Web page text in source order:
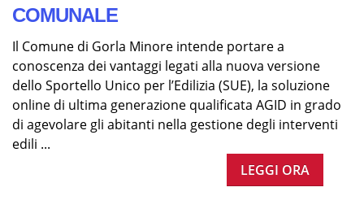
COMUNALE
Il Comune di Gorla Minore intende portare a
conoscenza dei vantaggi legati alla nuova versione
dello Sportello Unico per l’Edilizia (SUE), la soluzione
online di ultima generazione qualificata AGID in grado
di agevolare gli abitanti nella gestione degli interventi
edili ...
LEGGI ORA